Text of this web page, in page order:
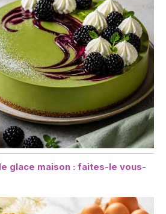
glace maison : faites-le vous-